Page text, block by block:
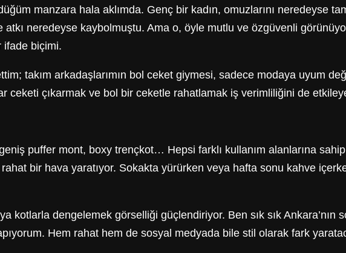
manzara hala aklımda. Genç bir kadın, omuzlarını neredeyse
neredeyse kaybolmuştu. Ama o, öyle mutlu ve özgüvenli
ifade biçimi.
takım arkadaşlarımın bol ceket giymesi, sadece modaya uyum
ceketi çıkarmak ve bol bir ceketle rahatlamak iş verimliliğini de
puffer mont, boxy trençkot… Hepsi farklı kullanım alanlarına
bir hava yaratıyor. Sokakta yürürken veya hafta sonu kahve
kotlarla dengelemek görselliği güçlendiriyor. Ben sık sık Ankara’nın
Hem rahat hem de sosyal medyada bile stil olarak fark